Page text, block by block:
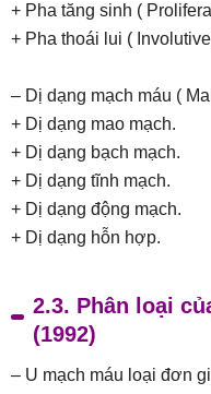
+ Pha tăng sinh (
+ Pha thoái lui (
– Dị dạng mạch máu (
+ Dị dạng mao mạch.
+ Dị dạng bạch mạch.
+ Dị dạng tĩnh mạch.
+ Dị dạng động mạch.
+ Dị dạng hỗn hợp.
2.3. Phân loại
(1992)
– U mạch máu loại đơn